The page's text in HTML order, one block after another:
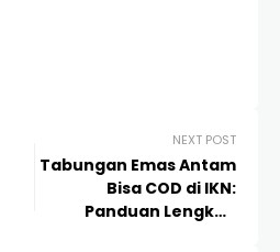
NEXT POST
Tabungan Emas Antam
Bisa COD di IKN:
Panduan Lengkap